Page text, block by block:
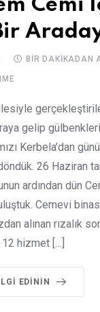
Cemi
BIR DAKIKADAN
gelip
Kerbela’dan
26 Haziran
ardından dün
Cemevi
alınan rızalık
hizmet […]
EDININ